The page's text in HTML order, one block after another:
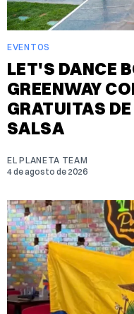
EVENTOS
LET'S DANCE
GREENWAY
GRATUITAS
SALSA
EL PLANETA TEAM
4 de agosto de 2026